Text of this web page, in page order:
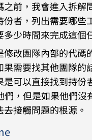
之前，我會進入拆解
份者，列出需要哪些
少時間來完成這個
修改團隊內部的代碼
果需要找其他團隊的
是可以直接找到持份
們，但是如果他們沒
接觸問題的根源。